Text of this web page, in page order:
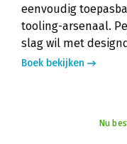
eenvoudig
tooling-arsenaal.
slag wil met
Boek bekijken
Nu